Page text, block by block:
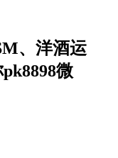
、洋酒运
微